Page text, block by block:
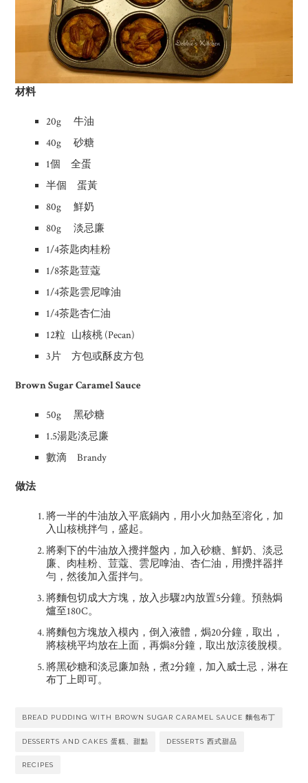
材料
20g 牛油
40g 砂糖
1個 全蛋
半個 蛋黃
80g 鮮奶
80g 淡忌廉
1/4茶匙肉桂粉
1/8茶匙荳蔻
1/4茶匙雲尼嗱油
1/4茶匙杏仁油
12粒 山核桃 (Pecan)
3片 方包或酥皮方包
Brown Sugar Caramel Sauce
50g 黑砂糖
1.5湯匙淡忌廉
數滴 Brandy
做法
將一半的牛油放入平底鍋內，用小火加熱至溶化，加
入山核桃拌勻，盛起。
將剩下的牛油放入攪拌盤內，加入砂糖、鮮奶、淡忌
廉、肉桂粉、荳蔻、雲尼嗱油、杏仁油，用攪拌器拌
勻，然後加入蛋拌勻。
將麵包切成大方塊，放入步驟2內放置5分鐘。預熱焗
爐至180C。
將麵包方塊放入模內，倒入液體，焗20分鐘，取出，
將核桃平均放在上面，再焗8分鐘，取出放涼後脫模。
將黑砂糖和淡忌廉加熱，煮2分鐘，加入威士忌，淋在
布丁上即可。
BREAD PUDDING WITH BROWN SUGAR CARAMEL SAUCE 麵包布丁
DESSERTS AND CAKES 蛋糕、甜點 DESSERTS 西式甜品
RECIPES